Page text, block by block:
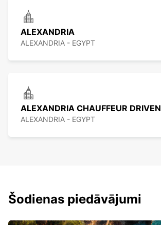
ALEXANDRIA
ALEXANDRIA - EGYPT
ALEXANDRIA CHAUFFEUR DRIVEN
ALEXANDRIA - EGYPT
Šodienas piedāvājumi